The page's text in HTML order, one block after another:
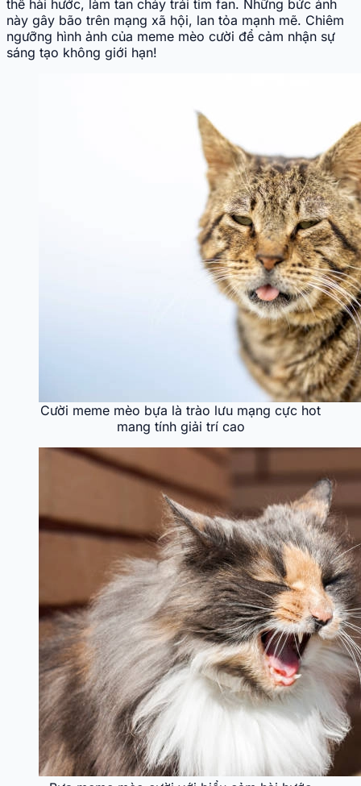
thế hài hước, làm tan chảy trái tim fan. Những bức ảnh
này gây bão trên mạng xã hội, lan tỏa mạnh mẽ. Chiêm
ngưỡng hình ảnh của meme mèo cười để cảm nhận sự
sáng tạo không giới hạn!
Cười meme mèo bựa là trào lưu mạng cực hot
mang tính giải trí cao